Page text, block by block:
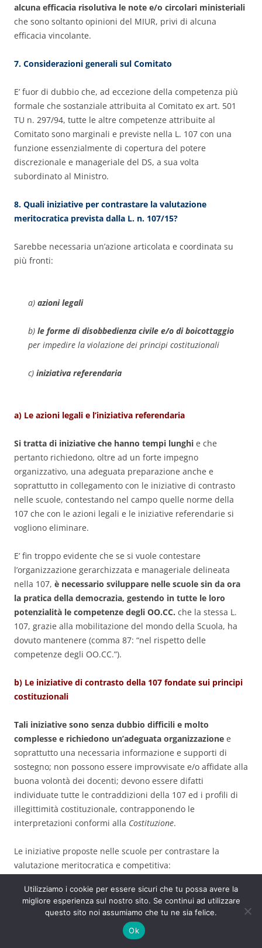
alcuna efficacia risolutiva le note e/o circolari ministeriali
che sono soltanto opinioni del MIUR, privi di alcuna
efficacia vincolante.
7. Considerazioni generali sul Comitato
E’ fuor di dubbio che, ad eccezione della competenza più
formale che sostanziale attribuita al Comitato ex art. 501
TU n. 297/94, tutte le altre competenze attribuite al
Comitato sono marginali e previste nella L. 107 con una
funzione essenzialmente di copertura del potere
discrezionale e manageriale del DS, a sua volta
subordinato al Ministro.
8. Quali iniziative per contrastare la valutazione
meritocratica prevista dalla L. n. 107/15?
Sarebbe necessaria un’azione articolata e coordinata su
più fronti:
a) azioni legali
b) le forme di disobbedienza civile e/o di boicottaggio
per impedire la violazione dei principi costituzionali
c) iniziativa referendaria
a) Le azioni legali e l’iniziativa referendaria
Si tratta di iniziative che hanno tempi lunghi e che
pertanto richiedono, oltre ad un forte impegno
organizzativo, una adeguata preparazione anche e
soprattutto in collegamento con le iniziative di contrasto
nelle scuole, contestando nel campo quelle norme della
107 che con le azioni legali e le iniziative referendarie si
vogliono eliminare.
E’ fin troppo evidente che se si vuole contestare
l’organizzazione gerarchizzata e manageriale delineata
nella 107, è necessario sviluppare nelle scuole sin da ora
la pratica della democrazia, gestendo in tutte le loro
potenzialità le competenze degli OO.CC. che la stessa L.
107, grazie alla mobilitazione del mondo della Scuola, ha
dovuto mantenere (comma 87: “nel rispetto delle
competenze degli OO.CC.”).
b) Le iniziative di contrasto della 107 fondate sui principi
costituzionali
Tali iniziative sono senza dubbio difficili e molto
complesse e richiedono un’adeguata organizzazione e
soprattutto una necessaria informazione e supporti di
sostegno; non possono essere improvvisate e/o affidate alla
buona volontà dei docenti; devono essere difatti
individuate tutte le contraddizioni della 107 ed i profili di
illegittimità costituzionale, contrapponendo le
interpretazioni conformi alla Costituzione.
Le iniziative proposte nelle scuole per contrastare la
valutazione meritocratica e competitiva:
a) il rifiuto di eleggere i docenti
Non c’è dubbio che la proposta più lineare e palesemente
alternativa all’idea di scuola meritocratica della 107
Utilizziamo i cookie per essere sicuri che tu possa avere la
migliore esperienza sul nostro sito. Se continui ad utilizzare
questo sito noi assumiamo che tu ne sia felice.
Ok